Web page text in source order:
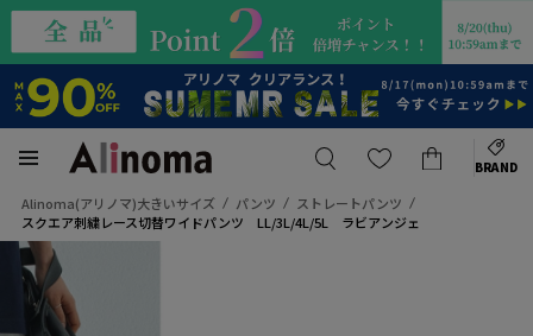
BRAND
Alinoma(アリノマ)大きいサイズ パンツ
ストレートパンツ
スクエア刺繍レース切替ワイドパンツ LL/3L/4L/5L ラビアンジェ